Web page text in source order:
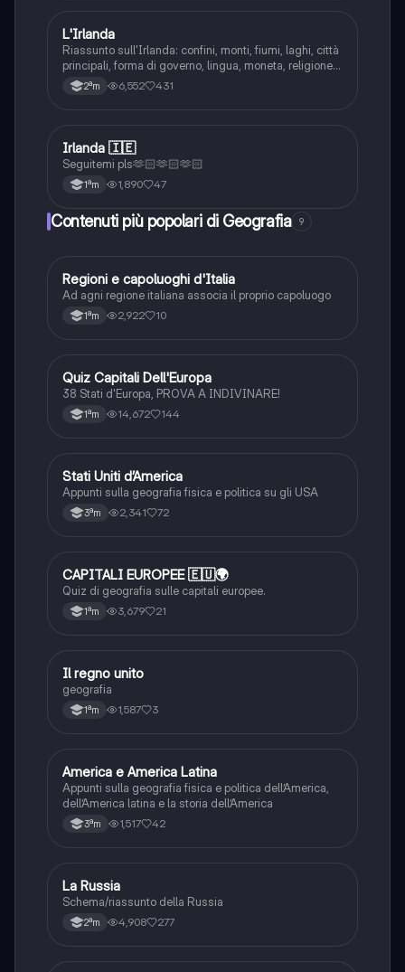
Geografia
L'Irlanda
Riassunto sull'Irlanda: confini, monti, fiumi, laghi, città
principali, forma di governo, lingua, moneta, religione,
lavoro ed economia, settore primario, secondario e
terziario.
2ªm 6,552 431
Geografia
Irlanda 🇮🇪
Seguitemi pls🫶🏻🫶🏻🫶🏻
1ªm 1,890 47
Contenuti più popolari di Geografia 9
RGeografia
Regioni e capoluoghi d'Italia
Ad agni regione italiana associa il proprio capoluogo
1ªm 2,922 10
QGeografia
Quiz Capitali Dell'Europa
38 Stati d'Europa, PROVA A INDIVINARE!
1ªm 14,672 144
Geografia
Stati Uniti d’America
Appunti sulla geografia fisica e politica su gli USA
3ªm 2,341 72
CGeografia
CAPITALI EUROPEE 🇪🇺🌍
Quiz di geografia sulle capitali europee.
1ªm 3,679 21
IGeografia
Il regno unito
geografia
1ªm 1,587 3
Geografia
America e America Latina
Appunti sulla geografia fisica e politica dell’America,
dell’America latina e la storia dell’America
3ªm 1,517 42
Geografia
La Russia
Schema/riassunto della Russia
2ªm 4,908 277